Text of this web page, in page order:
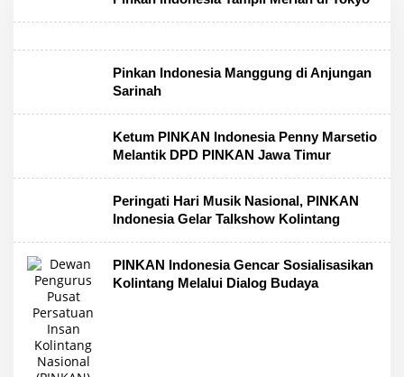
Pinkan Indonesia Manggung di Anjungan
Sarinah
Ketum PINKAN Indonesia Penny Marsetio
Melantik DPD PINKAN Jawa Timur
Peringati Hari Musik Nasional, PINKAN
Indonesia Gelar Talkshow Kolintang
PINKAN Indonesia Gencar Sosialisasikan
Kolintang Melalui Dialog Budaya